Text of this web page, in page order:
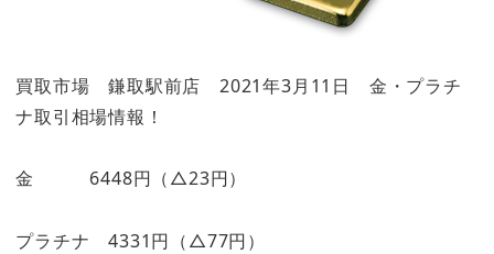
買取市場 鎌取駅前店 2021年3月11日 金・プラチ
ナ取引相場情報！
金 6448円（△23円）
プラチナ 4331円（△77円）